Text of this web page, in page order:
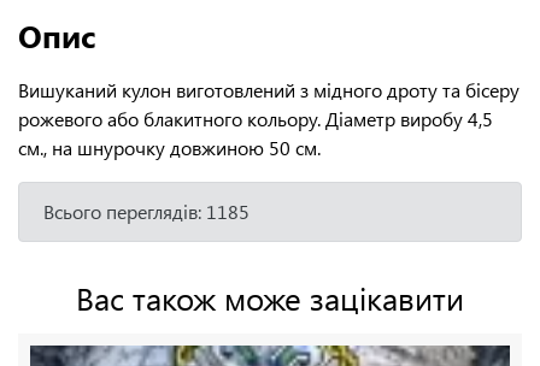
Опис
Вишуканий кулон виготовлений з мідного дроту та бісеру
рожевого або блакитного кольору. Діаметр виробу 4,5
см., на шнурочку довжиною 50 см.
Всього переглядів: 1185
Вас також може зацікавити